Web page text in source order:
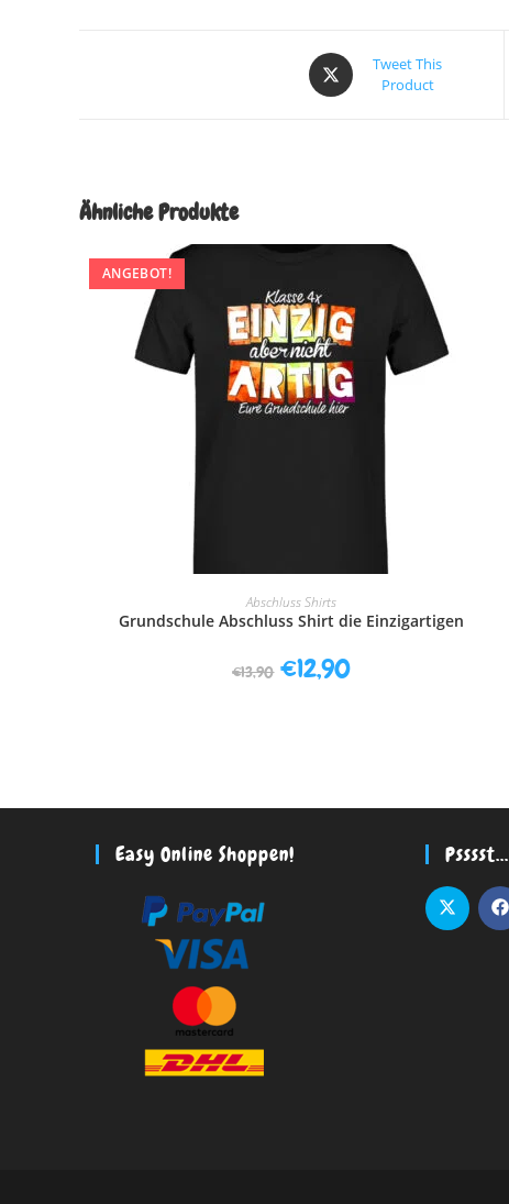
Tweet This
Product
Ähnliche Produkte
ANGEBOT!
AUSFÜHRUNG WÄHLEN
Abschluss Shirts
Grundschule Abschluss Shirt die Einzigartigen
€13,90 €12,90
Easy Online Shoppen!